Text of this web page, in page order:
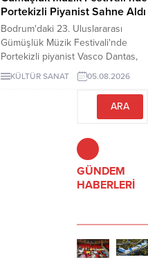
Portekizli Piyanist Sahne Aldı
Bodrum'daki 23. Uluslararası
Gümüşlük Müzik Festivali'nde
Portekizli piyanist Vasco Dantas,
Antik Taş Ocağı'nda Fado ezgileri
ve kendi besteleriyle konser
verdi. Festival, 6 ve 8 Ağustos'ta
diğer piyanistlerle devam edecek.
KÜLTÜR SANAT 05.08.2026
GÜNDEM
HABERLERİ